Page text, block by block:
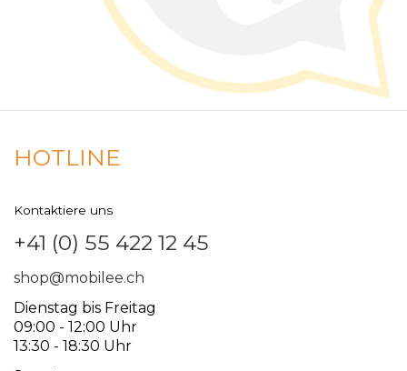
HOTLINE
Kontaktiere uns
+41 (0) 55 422 12 45
shop@mobilee.ch
Dienstag bis Freitag
09:00 - 12:00 Uhr
13:30 - 18:30 Uhr